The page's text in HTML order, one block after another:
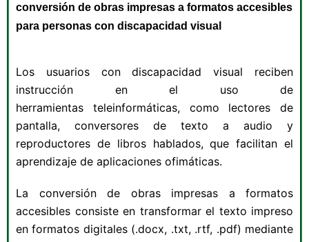
conversión de obras impresas a formatos accesibles
para personas con discapacidad visual
Los usuarios con discapacidad visual reciben
instrucción en el uso de
herramientas teleinformáticas, como lectores de
pantalla, conversores de texto a audio y
reproductores de libros hablados, que facilitan el
aprendizaje de aplicaciones ofimáticas.
La conversión de obras impresas a formatos
accesibles consiste en transformar el texto impreso
en formatos digitales (.docx, .txt, .rtf, .pdf) mediante